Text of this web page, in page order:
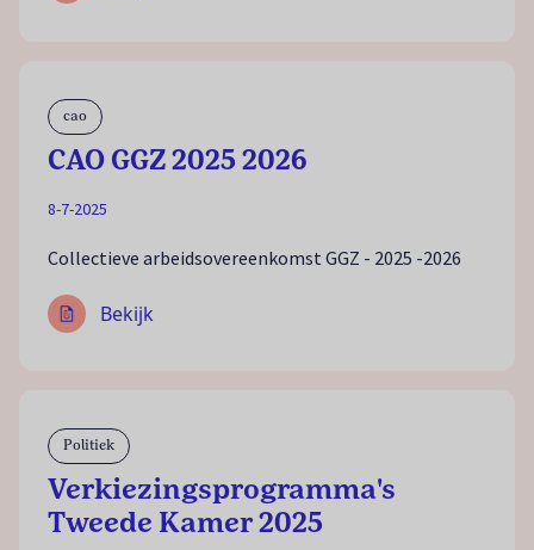
CAO GGZ 2025 2026
cao
8-7-2025
Collectieve arbeidsovereenkomst GGZ - 2025 -2026
Bekijk
Verkiezingsprogramma's
Tweede Kamer 2025
Politiek